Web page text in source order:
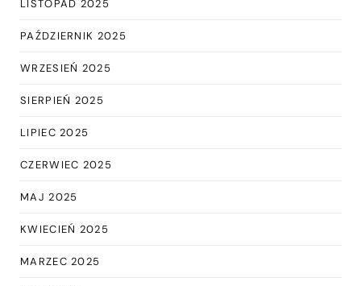
LISTOPAD 2025
PAŹDZIERNIK 2025
WRZESIEŃ 2025
SIERPIEŃ 2025
LIPIEC 2025
CZERWIEC 2025
MAJ 2025
KWIECIEŃ 2025
MARZEC 2025